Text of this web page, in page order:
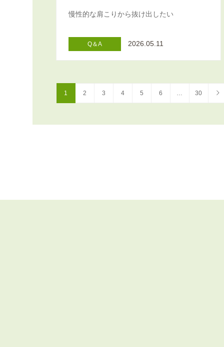
慢性的な肩こりから抜け出したい
Q＆A 2026.05.11
1 2 3 4 5 6 … 30